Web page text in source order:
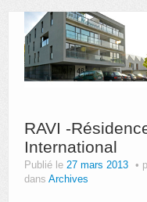
AUTRES LIEUX
ANIMATIONS DES
LES APPELS À
LE PORTAIL DES
RAVI -
International
Publié le 27 mars 2013
dans Archives